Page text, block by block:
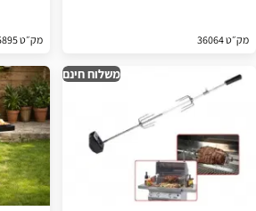
מק״ט 36064 מק״ט 35895
משלוח חינם